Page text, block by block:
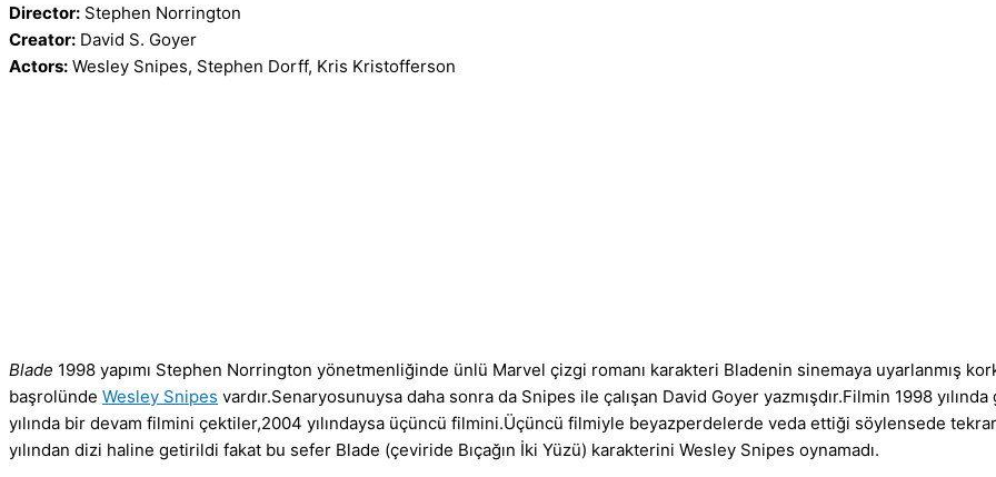
Director: Stephen Norrington
Creator: David S. Goyer
Actors: Wesley Snipes, Stephen Dorff, Kris Kristofferson
Blade 1998 yapımı Stephen Norrington yönetmenliğinde ünlü Marvel çizgi romanı karakteri Bladenin sinemaya uyarlanmış
başrolünde Wesley Snipes vardır.Senaryosunuysa daha sonra da Snipes ile çalışan David Goyer yazmışdır.Filmin 1998
yılında bir devam filmini çektiler,2004 yılındaysa üçüncü filmini.Üçüncü filmiyle beyazperdelerde veda ettiği söylensede
yılından dizi haline getirildi fakat bu sefer Blade (çeviride Bıçağın İki Yüzü) karakterini Wesley Snipes oynamadı.